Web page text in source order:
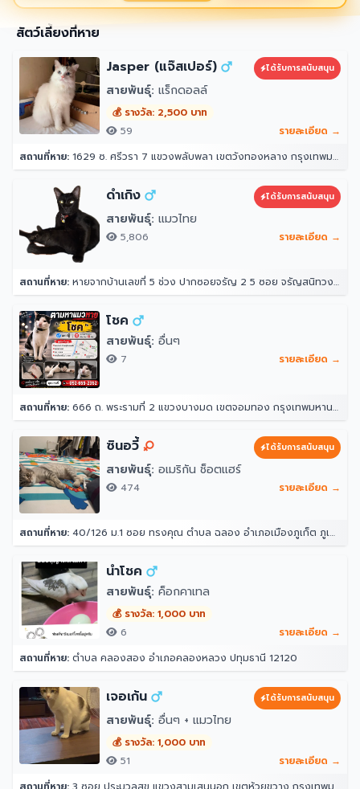
สัตว์เลี้ยงที่หาย
Jasper (แจ๊สเปอร์)
ได้รับการสนับสนุน
สายพันธุ์: แร็กดอลล์
💰 รางวัล: 2,500 บาท
59
รายละเอียด →
สถานที่หาย: 1629 ซ. ศรีวรา 7 แขวงพลับพลา เขตวังทองหลาง กรุงเทพมหานคร 10312
ดำเกิง ได้รับการสนับสนุน
สายพันธุ์: แมวไทย
5,806 รายละเอียด →
สถานที่หาย: หายจากบ้านเลขที่ 5 ช่วง ปากซอยจรัญ 2 5 ซอย จรัญสนิทวงศ์ 2 แขวงวัดท่าพระ เขตบางกอกใหญ่ กรุงเทพมหานคร 10600 ประเทศไทย
โชค
สายพันธุ์: อื่นๆ
7 รายละเอียด →
สถานที่หาย: 666 ถ. พระรามที่ 2 แขวงบางมด เขตจอมทอง กรุงเทพมหานคร 10150
ซินอวี้ ได้รับการสนับสนุน
สายพันธุ์: อเมริกัน ช็อตแฮร์
474 รายละเอียด →
สถานที่หาย: 40/126 ม.1 ซอย ทรงคุณ ตำบล ฉลอง อำเภอเมืองภูเก็ต ภูเก็ต 83000
นำโชค
สายพันธุ์: ค็อกคาเทล
💰 รางวัล: 1,000 บาท
6
รายละเอียด →
สถานที่หาย: ตำบล คลองสอง อำเภอคลองหลวง ปทุมธานี 12120
เจอเก้น ได้รับการสนับสนุน
สายพันธุ์: อื่นๆ + แมวไทย
💰 รางวัล: 1,000 บาท
51
รายละเอียด →